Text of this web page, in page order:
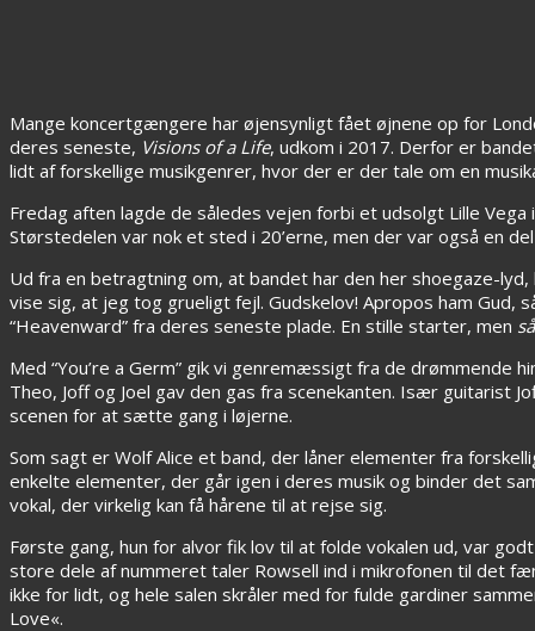
Mange koncertgængere har øjensynligt fået øjnene op for
deres seneste, Visions of a Life, udkom i 2017. Derfor er
lidt af forskellige musikgenrer, hvor der er der tale om en
Fredag aften lagde de således vejen forbi et udsolgt Lille
Størstedelen var nok et sted i 20’erne, men der var også en
Ud fra en betragtning om, at bandet har den her shoegaze-
vise sig, at jeg tog grueligt fejl. Gudskelov! Apropos ham Gud,
“Heavenward” fra deres seneste plade. En stille starter, men så
Med “You’re a Germ” gik vi genremæssigt fra de
Theo, Joff og Joel gav den gas fra scenekanten. Især guitarist
scenen for at sætte gang i løjerne.
Som sagt er Wolf Alice et band, der låner elementer fra
enkelte elementer, der går igen i deres musik og binder det
vokal, der virkelig kan få hårene til at rejse sig.
Første gang, hun for alvor fik lov til at folde vokalen ud, var
store dele af nummeret taler Rowsell ind i mikrofonen til det
ikke for lidt, og hele salen skråler med for fulde gardiner
Love«.